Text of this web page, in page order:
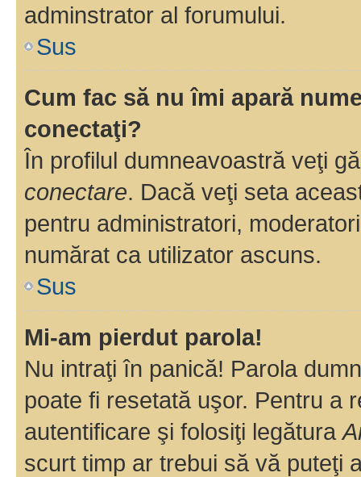
adminstrator al forumului.
Sus
Cum fac să nu îmi apară
conectaţi?
În profilul dumneavoastră veţi
conectare. Dacă veţi seta
pentru administratori,
numărat ca utilizator ascuns.
Sus
Mi-am pierdut parola!
Nu intraţi în panică! Parola
poate fi resetată uşor. Pentru a
autentificare şi folosiţi legătura
scurt timp ar trebui să vă puteţi